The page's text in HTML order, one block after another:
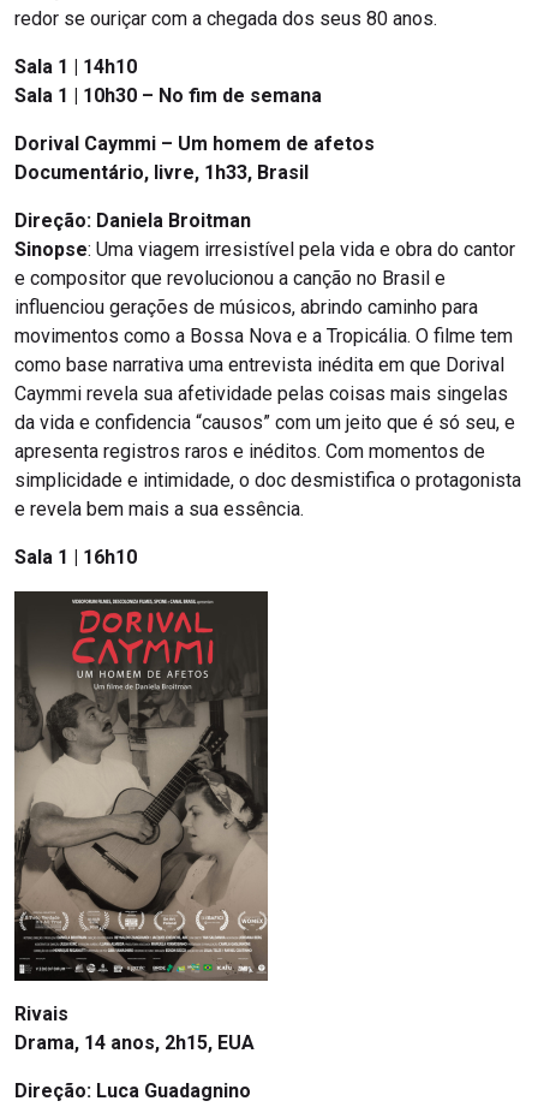
redor se ouriçar com a chegada dos seus 80 anos.
Sala 1 | 14h10
Sala 1 | 10h30 – No fim de semana
Dorival Caymmi – Um homem de afetos
Documentário, livre, 1h33, Brasil
Direção: Daniela Broitman
Sinopse: Uma viagem irresistível pela vida e obra do cantor
e compositor que revolucionou a canção no Brasil e
influenciou gerações de músicos, abrindo caminho para
movimentos como a Bossa Nova e a Tropicália. O filme tem
como base narrativa uma entrevista inédita em que Dorival
Caymmi revela sua afetividade pelas coisas mais singelas
da vida e confidencia “causos” com um jeito que é só seu, e
apresenta registros raros e inéditos. Com momentos de
simplicidade e intimidade, o doc desmistifica o protagonista
e revela bem mais a sua essência.
Sala 1 | 16h10
Rivais
Drama, 14 anos, 2h15, EUA
Direção: Luca Guadagnino